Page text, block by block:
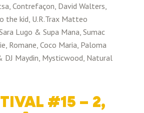
Contrefaçon, David Walters,
the kid, U.R.Trax Matteo
Lugo & Supa Mana, Sumac
Romane, Coco Maria, Paloma
DJ Maydin, Mysticwood, Natural
#15 – 2,